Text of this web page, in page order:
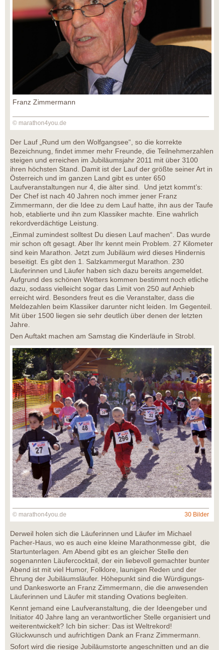
Franz Zimmermann
© marathon4you.de
Der Lauf „Rund um den Wolfgangsee“, so die korrekte
Bezeichnung, findet immer mehr Freunde, die Teilnehmerzahlen
steigen und erreichen im Jubiläumsjahr 2011 mit über 3100
ihren höchsten Stand. Damit ist der Lauf der größte seiner Art in
Österreich und im ganzen Land gibt es unter 650
Laufveranstaltungen nur 4, die älter sind. Und jetzt kommt’s:
Der Chef ist nach 40 Jahren noch immer jener Franz
Zimmermann, der die Idee zu dem Lauf hatte, ihn aus der Taufe
hob, etablierte und ihn zum Klassiker machte. Eine wahrlich
rekordverdächtige Leistung.
„Einmal zumindest solltest Du diesen Lauf machen“. Das wurde
mir schon oft gesagt. Aber Ihr kennt mein Problem. 27 Kilometer
sind kein Marathon. Jetzt zum Jubiläum wird dieses Hindernis
beseitigt. Es gibt den 1. Salzkammergut Marathon. 230
Läuferinnen und Läufer haben sich dazu bereits angemeldet.
Aufgrund des schönen Wetters kommen bestimmt noch etliche
dazu, sodass vielleicht sogar das Limit von 250 auf Anhieb
erreicht wird. Besonders freut es die Veranstalter, dass die
Meldezahlen beim Klassiker darunter nicht leiden. Im Gegenteil.
Mit über 1500 liegen sie sehr deutlich über denen der letzten
Jahre.
Den Auftakt machen am Samstag die Kinderläufe in Strobl.
© marathon4you.de 30 Bilder
Derweil holen sich die Läuferinnen und Läufer im Michael
Pacher-Haus, wo es auch eine kleine Marathonmesse gibt, die
Startunterlagen. Am Abend gibt es an gleicher Stelle den
sogenannten Läufercocktail, der ein liebevoll gemachter bunter
Abend ist mit viel Humor, Folklore, launigen Reden und der
Ehrung der Jubiläumsläufer. Höhepunkt sind die Würdigungs-
und Dankesworte an Franz Zimmermann, die die anwesenden
Läuferinnen und Läufer mit standing Ovations begleiten.
Kennt jemand eine Laufveranstaltung, die der Ideengeber und
Initiator 40 Jahre lang an verantwortlicher Stelle organisiert und
weiterentwickelt? Ich bin sicher: Das ist Weltrekord!
Glückwunsch und aufrichtigen Dank an Franz Zimmermann.
Sofort wird die riesige Jubiläumstorte angeschnitten und an die